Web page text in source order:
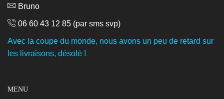
Bruno
06 60 43 12 85 (par sms svp)
Avec la coupe du monde, nous avons un peu de retard sur
les livraisons, désolé !
MENU